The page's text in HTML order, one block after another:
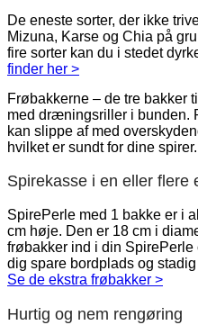
De eneste sorter, der ikke
Mizuna, Karse og Chia på
fire sorter kan du i stedet
finder her >
Frøbakkerne – de tre bakker
med dræningsriller i bunden.
kan slippe af med
hvilket er sundt for dine spirer.
Spirekasse i en eller flere
SpirePerle med 1 bakke er i
cm høje. Den er 18 cm i
frøbakker ind i din SpirePerle
dig spare bordplads og
Se de ekstra frøbakker >
Hurtig og nem rengøring